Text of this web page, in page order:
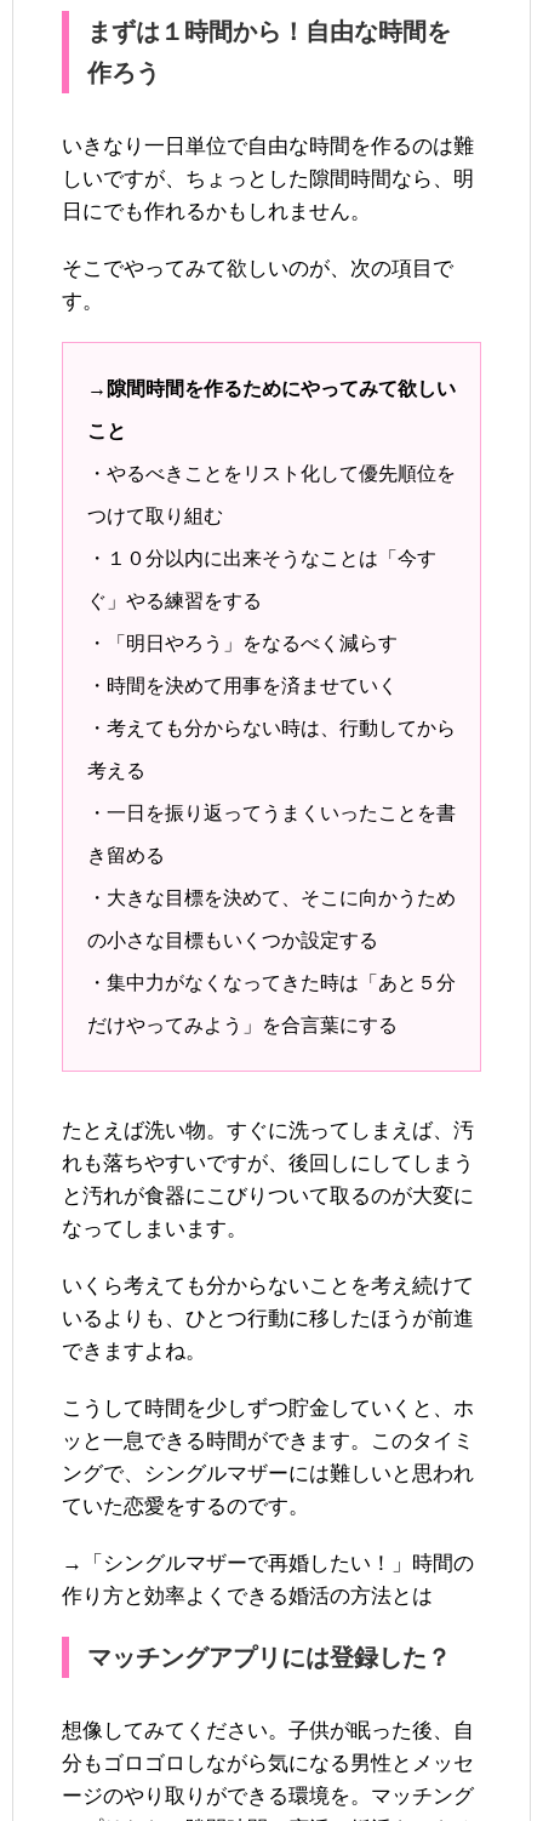
まずは１時間から！自由な時間を
作ろう
いきなり一日単位で自由な時間を作るのは難
しいですが、ちょっとした隙間時間なら、明
日にでも作れるかもしれません。
そこでやってみて欲しいのが、次の項目で
す。
→隙間時間を作るためにやってみて欲しい
こと
・やるべきことをリスト化して優先順位を
つけて取り組む
・１０分以内に出来そうなことは「今す
ぐ」やる練習をする
・「明日やろう」をなるべく減らす
・時間を決めて用事を済ませていく
・考えても分からない時は、行動してから
考える
・一日を振り返ってうまくいったことを書
き留める
・大きな目標を決めて、そこに向かうため
の小さな目標もいくつか設定する
・集中力がなくなってきた時は「あと５分
だけやってみよう」を合言葉にする
たとえば洗い物。すぐに洗ってしまえば、汚
れも落ちやすいですが、後回しにしてしまう
と汚れが食器にこびりついて取るのが大変に
なってしまいます。
いくら考えても分からないことを考え続けて
いるよりも、ひとつ行動に移したほうが前進
できますよね。
こうして時間を少しずつ貯金していくと、ホ
ッと一息できる時間ができます。このタイミ
ングで、シングルマザーには難しいと思われ
ていた恋愛をするのです。
→「シングルマザーで再婚したい！」時間の
作り方と効率よくできる婚活の方法とは
マッチングアプリには登録した？
想像してみてください。子供が眠った後、自
分もゴロゴロしながら気になる男性とメッセ
ージのやり取りができる環境を。マッチング